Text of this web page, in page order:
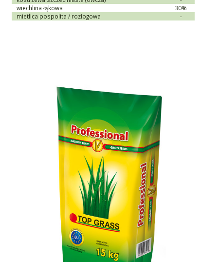
wiechlina łąkowa
30%
mietlica pospolita / rozłogowa
-